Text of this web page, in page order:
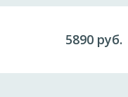
5890 руб.